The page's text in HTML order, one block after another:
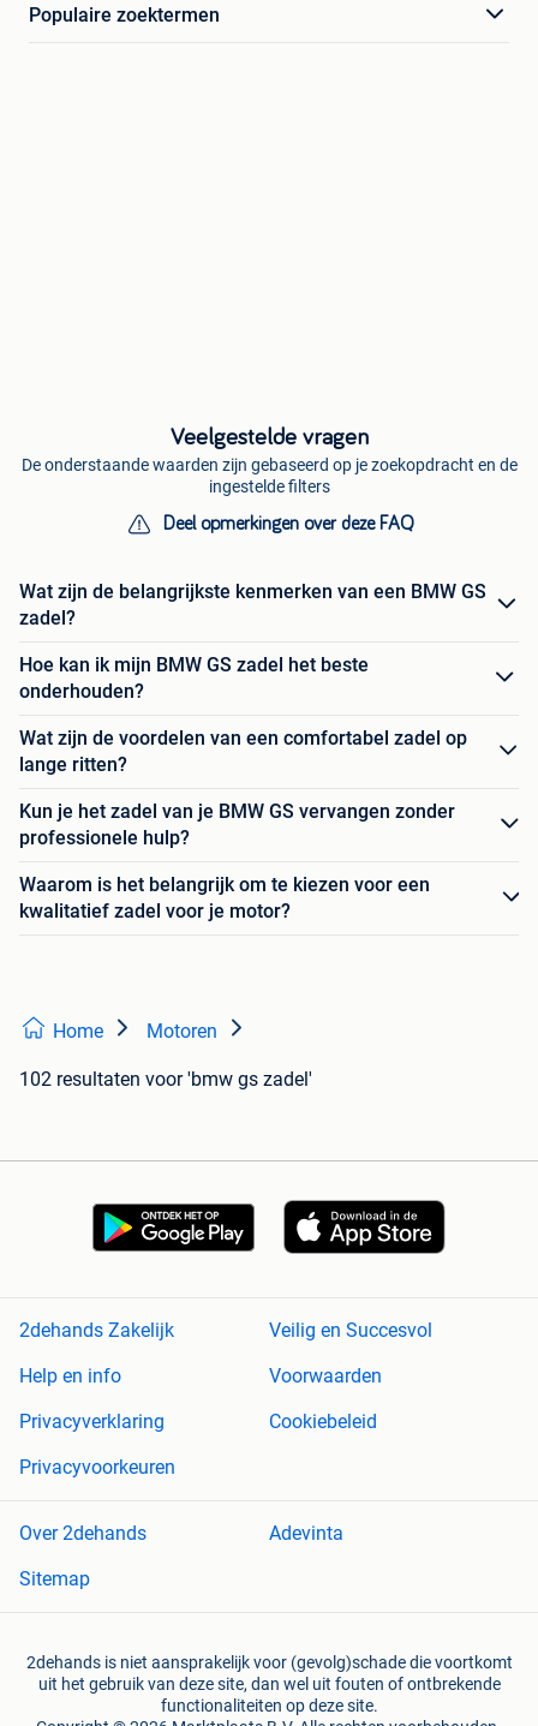
Populaire zoektermen
Veelgestelde vragen
De onderstaande waarden zijn gebaseerd op je zoekopdracht en de
ingestelde filters
Deel opmerkingen over deze FAQ
Wat zijn de belangrijkste kenmerken van een BMW GS
zadel?
Hoe kan ik mijn BMW GS zadel het beste
onderhouden?
Wat zijn de voordelen van een comfortabel zadel op
lange ritten?
Kun je het zadel van je BMW GS vervangen zonder
professionele hulp?
Waarom is het belangrijk om te kiezen voor een
kwalitatief zadel voor je motor?
Home Motoren
102 resultaten voor 'bmw gs zadel'
2dehands Zakelijk
Veilig en Succesvol
Help en info
Voorwaarden
Privacyverklaring
Cookiebeleid
Privacyvoorkeuren
Over 2dehands
Adevinta
Sitemap
2dehands is niet aansprakelijk voor (gevolg)schade die voortkomt
uit het gebruik van deze site, dan wel uit fouten of ontbrekende
functionaliteiten op deze site.